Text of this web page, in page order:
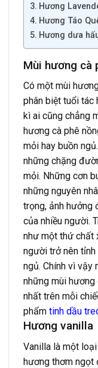
Hương
Hương Táo
Hương dưa
Mùi hương cà
Có một mùi
phân biệt tuổi tác
kì ai cũng chẳng
hương cà phê
mỏi hay buồn
những chặng
mỏi. Những cơn
những nguyên
trọng, ảnh hưởng
của nhiều người.
như một thứ chất
người trở nên
ngủ. Chính vì vậy
những mùi
nhất trên mỗi
phẩm tinh dầu
Hương vanilla
Vanilla là một
hương thơm ngọt